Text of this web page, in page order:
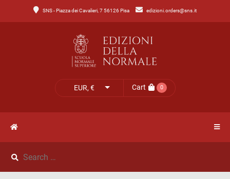
SNS - Piazza dei Cavalieri, 7 56126 Pisa edizioni.orders@sns.it
EUR, € Cart 0
MenuCatalogo
Catalogo
NOVITÀ
NEWS
IL